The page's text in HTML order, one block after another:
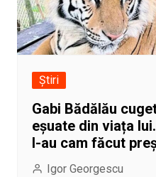
Știri
Gabi Bădălău
eșuate din viața
l-au cam făcut
Igor Georgescu